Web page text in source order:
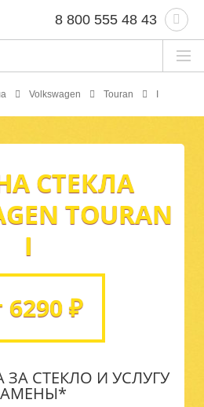
8 800 555 48 43
Volkswagen Touran
СТЕКЛА
TOURAN
I
6290 ₽
ЗА СТЕКЛО И УСЛУГУ